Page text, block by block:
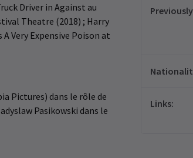
Driver in Against au
Theatre (2018) ; Harry
Very Expensive Poison at
Pictures) dans le rôle de
Pasikowski dans le
Links: